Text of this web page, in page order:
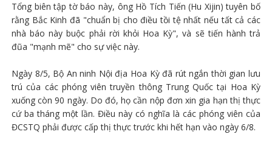
Tổng biên tập tờ báo này, ông Hồ Tích Tiến (Hu Xijin) tuyên bố
rằng Bắc Kinh đã "chuẩn bị cho điều tồi tệ nhất nếu tất cả các
nhà báo này buộc phải rời khỏi Hoa Kỳ", và sẽ tiến hành trả
đũa "mạnh mẽ" cho sự việc này.
Ngày 8/5, Bộ An ninh Nội địa Hoa Kỳ đã rút ngắn thời gian lưu
trú của các phóng viên truyền thông Trung Quốc tại Hoa Kỳ
xuống còn 90 ngày. Do đó, họ cần nộp đơn xin gia hạn thị thực
cứ ba tháng một lần. Điều này có nghĩa là các phóng viên của
ĐCSTQ phải được cấp thị thực trước khi hết hạn vào ngày 6/8.